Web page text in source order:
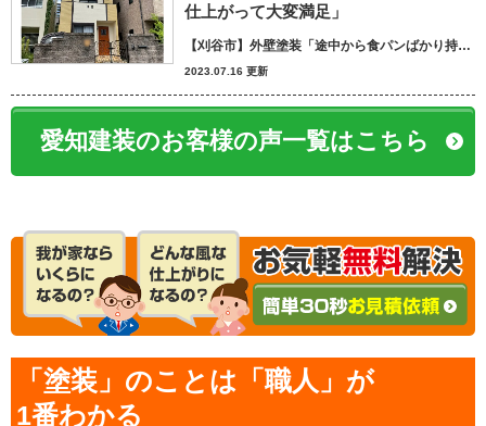
仕上がって大変満足」
【刈谷市】外壁塗装「途中から食パンばかり持ってきてパン屋さんかと思いました笑」
2023.07.16 更新
愛知建装のお客様の声一覧はこちら
「塗装」のことは「職人」が
1番わかる